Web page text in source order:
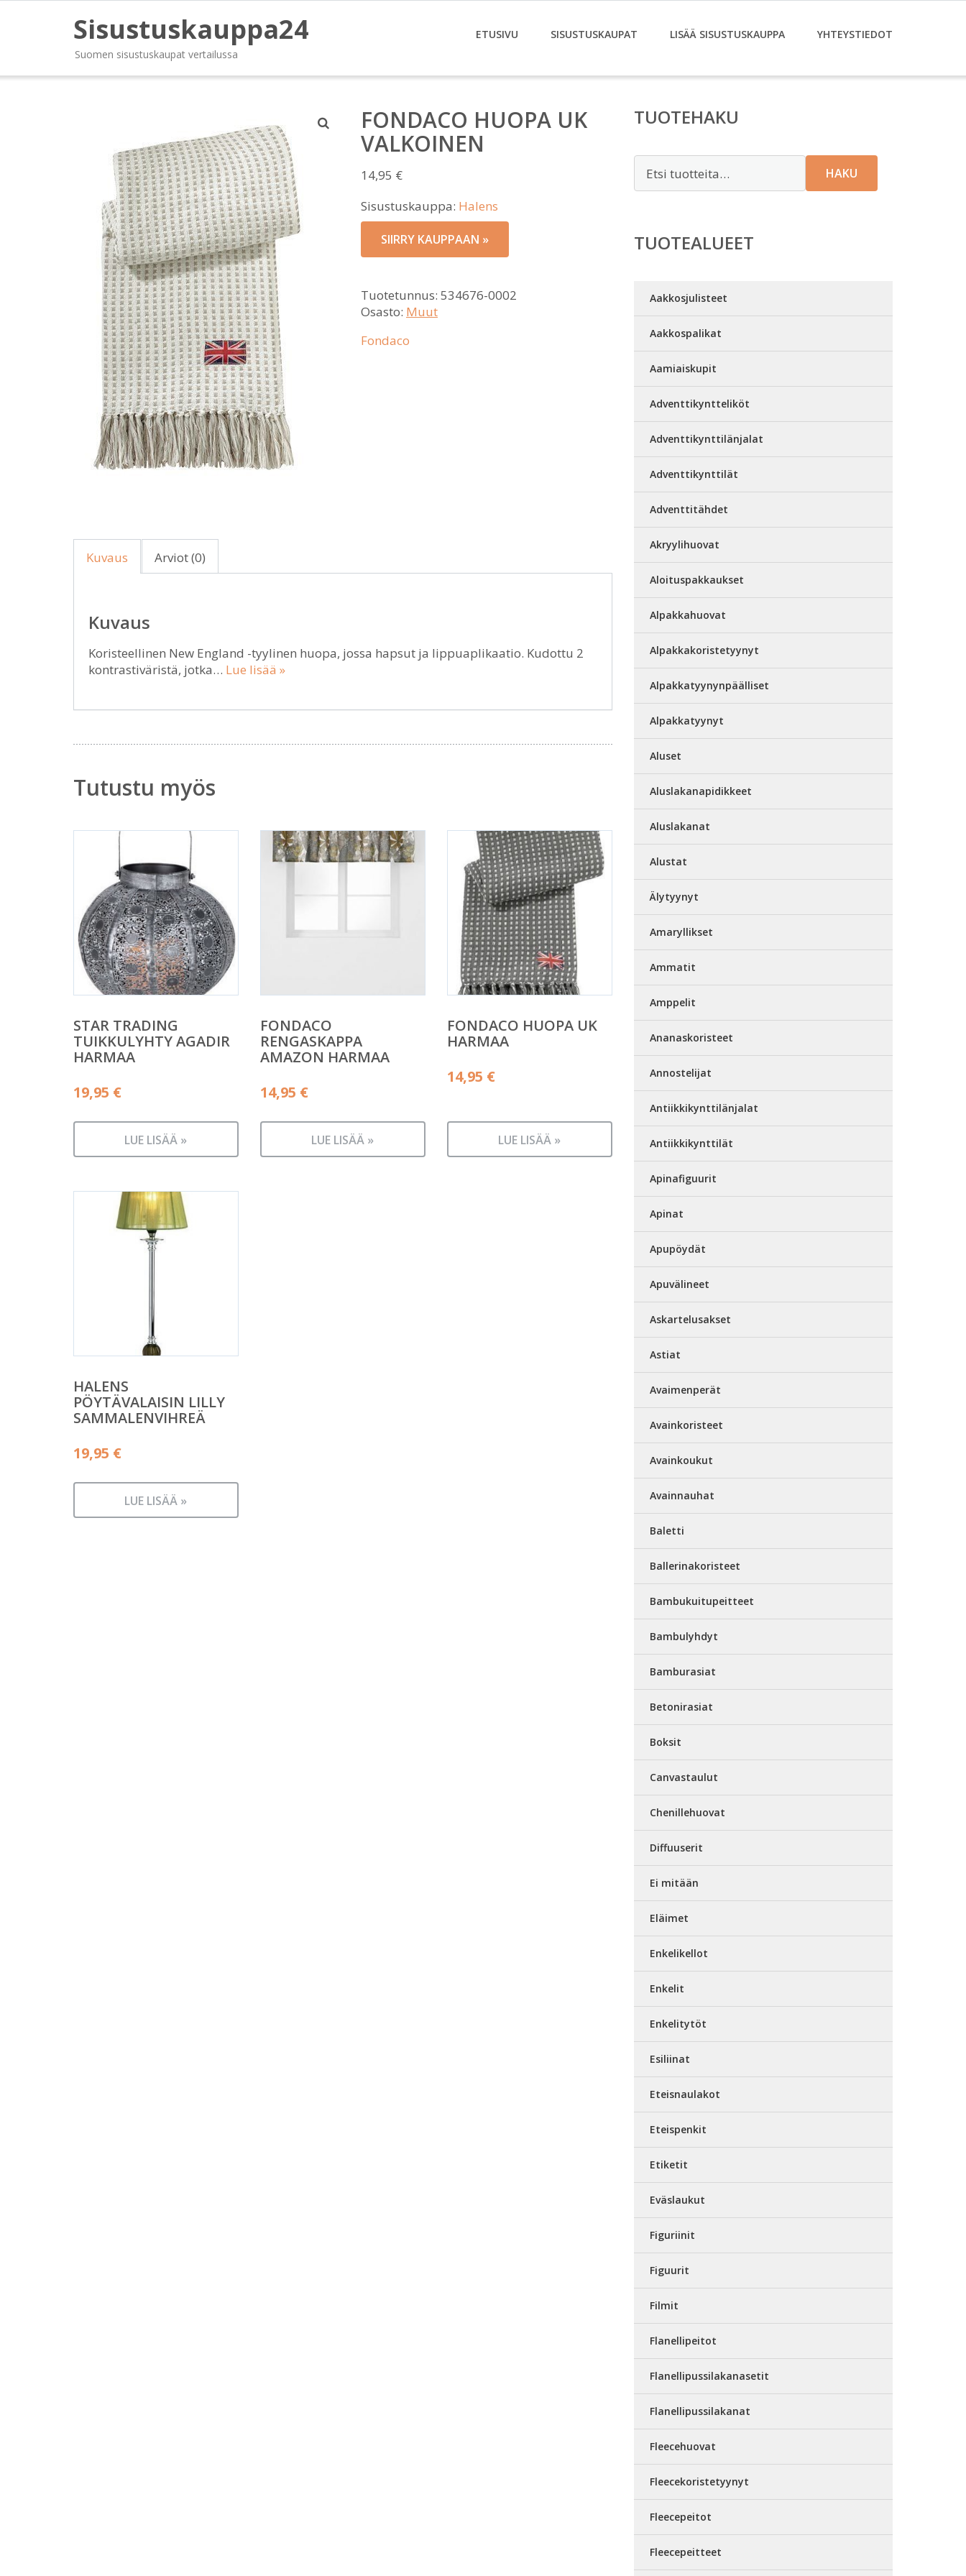
Sisustuskauppa24
Suomen sisustuskaupat vertailussa
ETUSIVU SISUSTUSKAUPAT LISÄÄ SISUSTUSKAUPPA YHTEYSTIEDOT
FONDACO HUOPA UK
VALKOINEN
14,95 €
Sisustuskauppa: Halens
SIIRRY KAUPPAAN »
Tuotetunnus: 534676-0002
Osasto: Muut
Fondaco
Kuvaus Arviot (0)
Kuvaus
Koristeellinen New England -tyylinen huopa, jossa hapsut ja lippuaplikaatio. Kudottu 2
kontrastiväristä, jotka… Lue lisää »
Tutustu myös
STAR TRADING
TUIKKULYHTY AGADIR
HARMAA
19,95 €
LUE LISÄÄ »
FONDACO
RENGASKAPPA
AMAZON HARMAA
14,95 €
LUE LISÄÄ »
FONDACO HUOPA UK
HARMAA
14,95 €
LUE LISÄÄ »
HALENS
PÖYTÄVALAISIN LILLY
SAMMALENVIHREÄ
19,95 €
LUE LISÄÄ »
TUOTEHAKU
HAKU
TUOTEALUEET
Aakkosjulisteet
Aakkospalikat
Aamiaiskupit
Adventtikyntteliköt
Adventtikynttilänjalat
Adventtikynttilät
Adventtitähdet
Akryylihuovat
Aloituspakkaukset
Alpakkahuovat
Alpakkakoristetyynyt
Alpakkatyynynpäälliset
Alpakkatyynyt
Aluset
Aluslakanapidikkeet
Aluslakanat
Alustat
Älytyynyt
Amaryllikset
Ammatit
Amppelit
Ananaskoristeet
Annostelijat
Antiikkikynttilänjalat
Antiikkikynttilät
Apinafiguurit
Apinat
Apupöydät
Apuvälineet
Askartelusakset
Astiat
Avaimenperät
Avainkoristeet
Avainkoukut
Avainnauhat
Baletti
Ballerinakoristeet
Bambukuitupeitteet
Bambulyhdyt
Bamburasiat
Betonirasiat
Boksit
Canvastaulut
Chenillehuovat
Diffuuserit
Ei mitään
Eläimet
Enkelikellot
Enkelit
Enkelitytöt
Esiliinat
Eteisnaulakot
Eteispenkit
Etiketit
Eväslaukut
Figuriinit
Figuurit
Filmit
Flanellipeitot
Flanellipussilakanasetit
Flanellipussilakanat
Fleecehuovat
Fleecekoristetyynyt
Fleecepeitot
Fleecepeitteet